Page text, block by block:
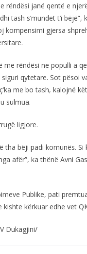
janë qentë e
tash s’mundet t’i bëjë”,
kompensimi gjersa
rëndësi ne populli a
qytetare. Sot pësoi
me bo tash, kalojnë
sulmua.
ligjore.
tha bëji padi komunës.
afër”, ka thënë Avni
Publike, pati
kërkuar edhe vet
Dukagjini/